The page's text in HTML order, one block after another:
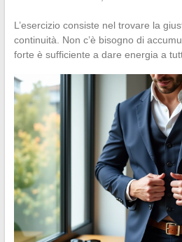
L’esercizio consiste nel trovare la
continuità. Non c’è bisogno di
forte è sufficiente a dare energia a